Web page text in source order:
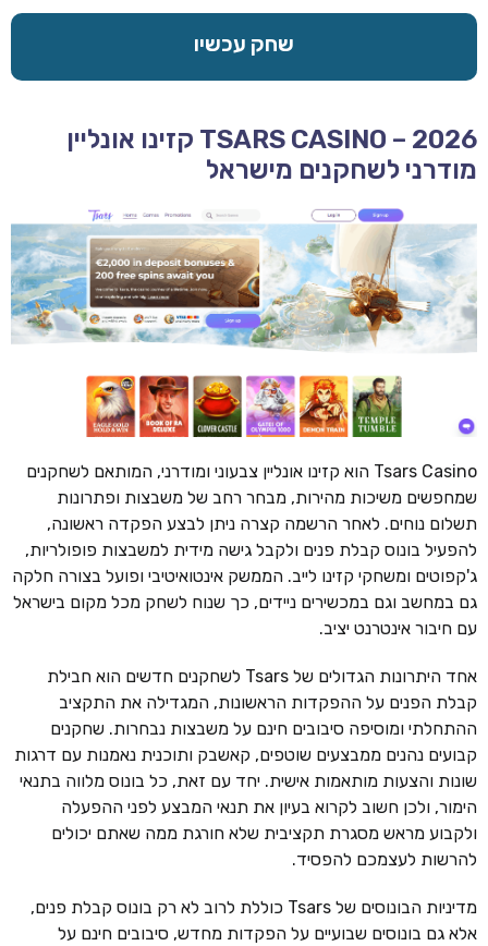
שחק עכשיו
TSARS CASINO – 2026 קזינו אונליין
מודרני לשחקנים מישראל
Tsars Casino הוא קזינו אונליין צבעוני ומודרני, המותאם לשחקנים
שמחפשים משיכות מהירות, מבחר רחב של משבצות ופתרונות
תשלום נוחים. לאחר הרשמה קצרה ניתן לבצע הפקדה ראשונה,
להפעיל בונוס קבלת פנים ולקבל גישה מידית למשבצות פופולריות,
ג'קפוטים ומשחקי קזינו לייב. הממשק אינטואיטיבי ופועל בצורה חלקה
גם במחשב וגם במכשירים ניידים, כך שנוח לשחק מכל מקום בישראל
עם חיבור אינטרנט יציב.
אחד היתרונות הגדולים של Tsars לשחקנים חדשים הוא חבילת
קבלת הפנים על ההפקדות הראשונות, המגדילה את התקציב
ההתחלתי ומוסיפה סיבובים חינם על משבצות נבחרות. שחקנים
קבועים נהנים ממבצעים שוטפים, קאשבק ותוכנית נאמנות עם דרגות
שונות והצעות מותאמות אישית. יחד עם זאת, כל בונוס מלווה בתנאי
הימור, ולכן חשוב לקרוא בעיון את תנאי המבצע לפני ההפעלה
ולקבוע מראש מסגרת תקציבית שלא חורגת ממה שאתם יכולים
להרשות לעצמכם להפסיד.
מדיניות הבונוסים של Tsars כוללת לרוב לא רק בונוס קבלת פנים,
אלא גם בונוסים שבועיים על הפקדות מחדש, סיבובים חינם על